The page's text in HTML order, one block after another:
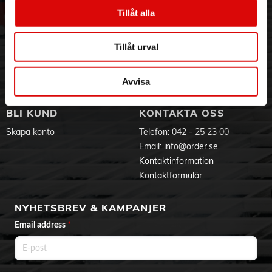
Tillåt alla
Tillåt urval
Avvisa
Visselblåsning
Aktuellt på Order
Service & Support
Godsefterlysning & Felleverans
Integritetspolicy
Om cookies
BLI KUND
Skapa konto
KONTAKTA OSS
Telefon: 042 - 25 23 00
Email: info@order.se
Kontaktinformation
Kontaktformulär
NYHETSBREV & KAMPANJER
Email address *